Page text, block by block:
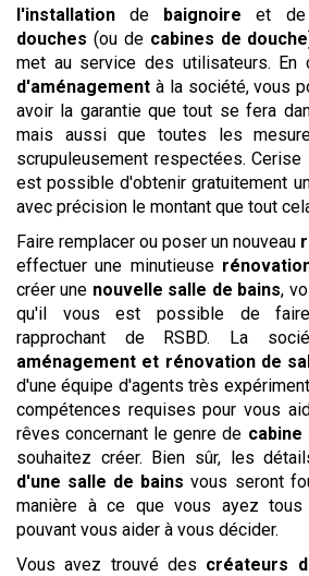
l'installation de baignoire et
douches (ou de cabines de douche
met au service des utilisateurs. En
d'aménagement à la société, vous
avoir la garantie que tout se fera
mais aussi que toutes les
scrupuleusement respectées.
est possible d'obtenir gratuitement
avec précision le montant que tout
Faire remplacer ou poser un nouveau
effectuer une minutieuse
créer une nouvelle salle de bains,
qu'il vous est possible de
rapprochant de RSBD. La
aménagement et rénovation de
d'une équipe d'agents très
compétences requises pour vous
rêves concernant le genre de cabine
souhaitez créer. Bien sûr, les
d'une salle de bains vous seront
manière à ce que vous ayez tous
pouvant vous aider à vous décider.
Vous avez trouvé des créateurs